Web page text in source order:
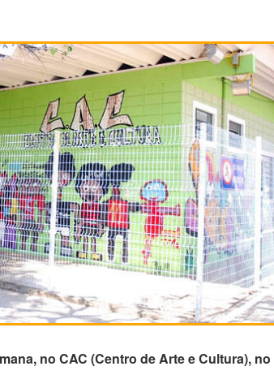
no CAC (Centro de Arte e Cultura),